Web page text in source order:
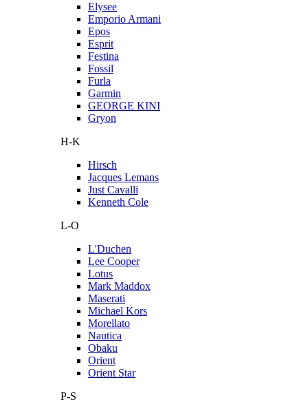
Elysee
Emporio Armani
Epos
Esprit
Festina
Fossil
Furla
Garmin
GEORGE KINI
Gryon
H-K
Hirsch
Jacques Lemans
Just Cavalli
Kenneth Cole
L-O
L'Duchen
Lee Cooper
Lotus
Mark Maddox
Maserati
Michael Kors
Morellato
Nautica
Obaku
Orient
Orient Star
P-S